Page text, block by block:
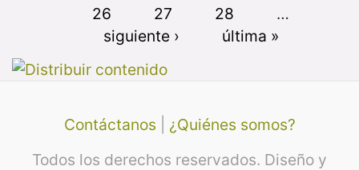
26
27 28
…
siguiente ›
última »
Contáctanos
¿Quiénes somos?
Todos los derechos reservados. Diseño y